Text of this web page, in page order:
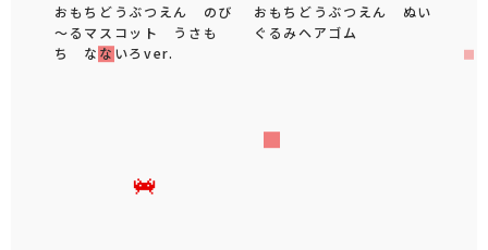
おもちどうぶつえん のび
～るマスコット うさも
ち なないろver.
おもちどうぶつえん ぬい
ぐるみヘアゴム